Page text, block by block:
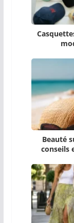
Beauté
conseils